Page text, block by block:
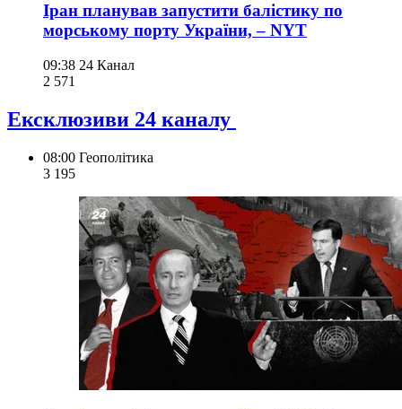
Іран планував запустити балістику по
морському порту України, – NYT
09:38 24 Канал
2 571
Ексклюзиви 24 каналу
08:00 Геополітика
3 195